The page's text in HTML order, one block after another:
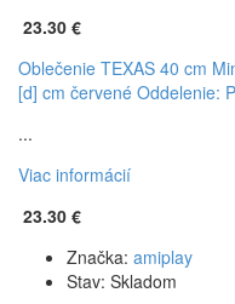
23.30 €
Oblečenie TEXAS 40 cm
[d] cm červené Oddelenie:
...
Viac informácií
23.30 €
Značka: amiplay
Stav: Skladom